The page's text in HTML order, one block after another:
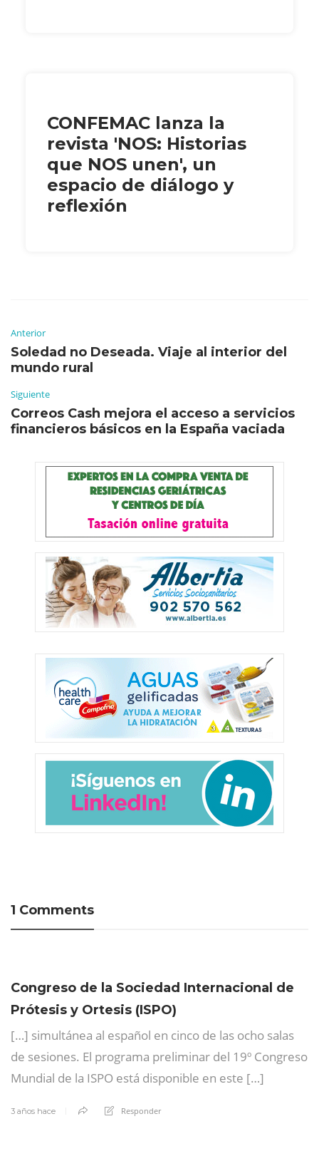
CONFEMAC lanza la
revista 'NOS: Historias
que NOS unen', un
espacio de diálogo y
reflexión
Anterior
Soledad no Deseada. Viaje al interior del
mundo rural
Siguiente
Correos Cash mejora el acceso a servicios
financieros básicos en la España vaciada
1 Comments
Congreso de la Sociedad Internacional de
Prótesis y Ortesis (ISPO)
[…] simultánea al español en cinco de las ocho salas
de sesiones. El programa preliminar del 19º Congreso
Mundial de la ISPO está disponible en este […]
3 años hace Responder